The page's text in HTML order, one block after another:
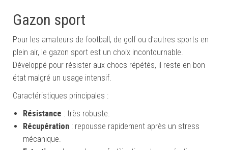
Gazon sport
Pour les amateurs de football, de golf ou d’autres sports en
plein air, le gazon sport est un choix incontournable.
Développé pour résister aux chocs répétés, il reste en bon
état malgré un usage intensif.
Caractéristiques principales :
Résistance : très robuste.
Récupération : repousse rapidement après un stress
mécanique.